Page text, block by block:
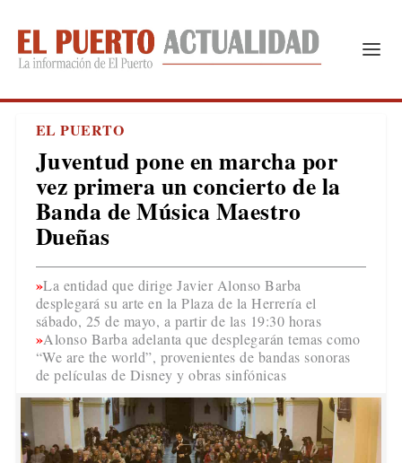
EL PUERTO
Juventud pone en marcha por
vez primera un concierto de la
Banda de Música Maestro
Dueñas
La entidad que dirige Javier Alonso Barba
desplegará su arte en la Plaza de la Herrería el
sábado, 25 de mayo, a partir de las 19:30 horas
Alonso Barba adelanta que desplegarán temas como
“We are the world”, provenientes de bandas sonoras
de películas de Disney y obras sinfónicas